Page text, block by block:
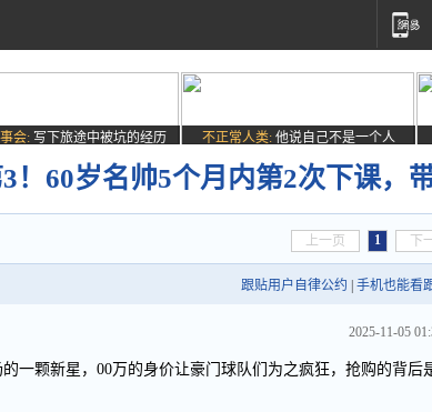
会: 写下旅途中被坑的经历 不正常人类: 他说自己不是一个人
！60岁名帅5个月内第2次下课，
上一页 1 下
跟贴用户自律公约 手机也能看
2025-11-05
一颗新星，00万的身价让豪门球队们为之疯狂，抢购的背后